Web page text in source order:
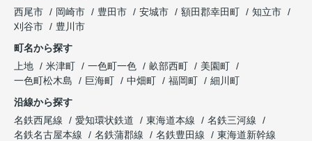
西尾市
岡崎市 豊田市 安城市 額田郡幸田町
知立市
刈谷市
豊川市
町名から探す
上地
米津町 一色町一色 畝部西町
美園町
一色町松木島
巨海町 中畑町 福岡町
細川町
沿線から探す
名鉄西尾線
愛知環状鉄道 東海道本線
名鉄三河線
名鉄名古屋本線
名鉄蒲郡線 名鉄豊田線
東海道新幹線